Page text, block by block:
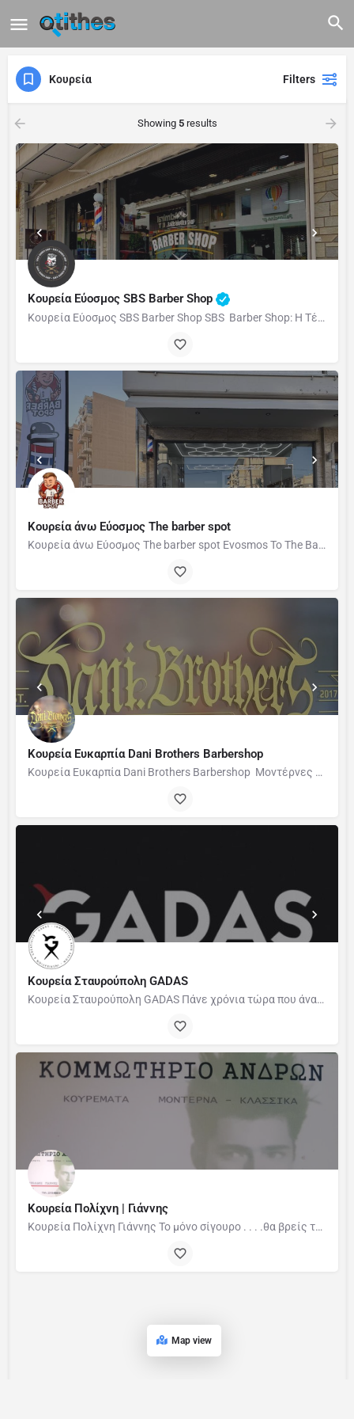
Κουρεία Filters
Showing 5results
Κουρεία Εύοσμος SBS Barber Shop
Κουρεία Εύοσμος SBS Barber Shop SBS Barber Shop: Η Τέχνη του Κουρέματος με Παράδοση και Στυλ Το SBS …
Κουρεία άνω Εύοσμος The barber spot
Κουρεία άνω Εύοσμος The barber spot Evosmos Το The Barber Spot προσφέρει σύγχρονες υπηρεσίες ανδρικής…
Κουρεία Ευκαρπία Dani Brothers Barbershop
Κουρεία Ευκαρπία Dani Brothers Barbershop Μοντέρνες κομμώσεις για τον σύγχρονο άντρα! Κουρέματα και για…
Κουρεία Σταυρούπολη GADAS
Κουρεία Σταυρούπολη GADAS Πάνε χρόνια τώρα που άναψε μέσα μου μια φλόγα...Το 2009 συγκεκριμένα. Ήταν η…
Κουρεία Πολίχνη | Γιάννης
Κουρεία Πολίχνη Γιάννης Το μόνο σίγουρο . . . .θα βρείς το στύλ σου!!! Κουρείο Γιάννης στην…
Map view